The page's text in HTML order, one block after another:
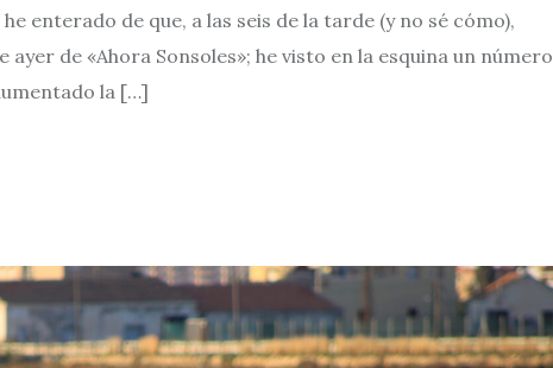
enterado de que, a las seis de la tarde (y no sé cómo),
de «Ahora Sonsoles»; he visto en la esquina un número
la […]